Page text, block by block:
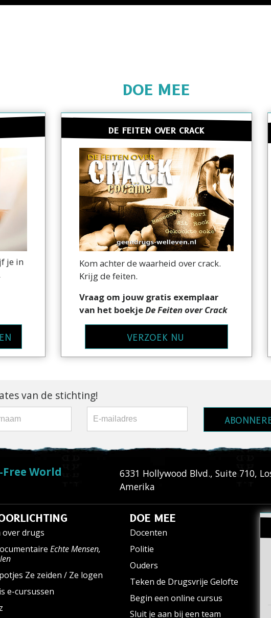
DOE MEE
je in
DE FEITEN OVER CRACK
Kom achter de waarheid over crack.
Krijg de feiten.
Vraag om jouw gratis exemplaar
van het boekjeDe Feiten over Crack
VERZOEK NU
van de stichting!
World
6331 Hollywood Blvd., Suite 710,
Amerika
drugs
Echte Mensen,
Ze zeiden / Ze logen
e-cursussen
DOE MEE
Docenten
Politie
Ouders
Teken de Drugsvrije Gelofte
Begin een online cursus
Sluit je aan bij een team